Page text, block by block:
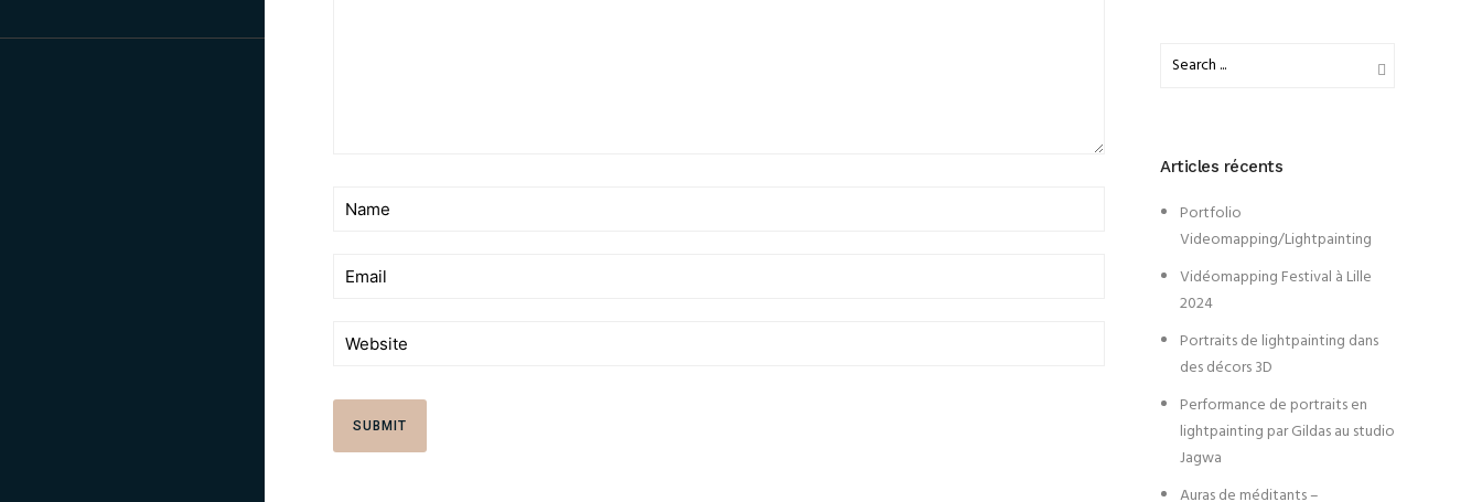
Articles récents
Portfolio
Videomapping/Lightpainting
Vidéomapping Festival à Lille
2024
Portraits de lightpainting dans
des décors 3D
Performance de portraits en
lightpainting par Gildas au studio
Jagwa
Auras de méditants –